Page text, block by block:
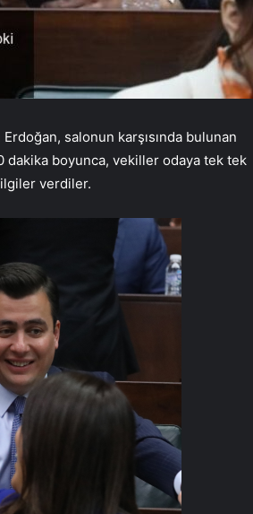
salonun karşısında bulunan
dakika boyunca, vekiller odaya tek tek
verdiler.